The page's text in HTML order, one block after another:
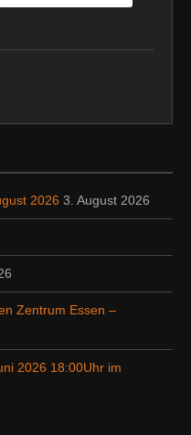
2026 3. August 2026
Zentrum Essen –
2026 18:00Uhr im